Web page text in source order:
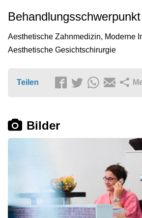
Behandlungsschwerpunkt
Aesthetische Zahnmedizin, Moderne
Aesthetische Gesichtschirurgie
Teilen
Bilder